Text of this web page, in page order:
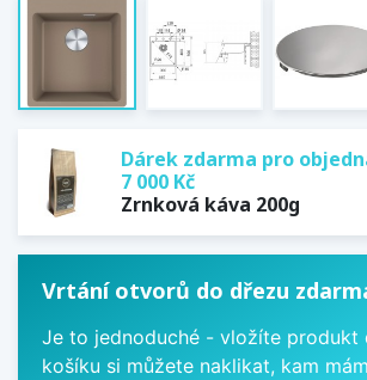
Dárek zdarma pro
7 000 Kč
Zrnková káva 200g
Vrtání otvorů do dřezu
Je to jednoduché - vložíte produkt
košíku si můžete naklikat, kam